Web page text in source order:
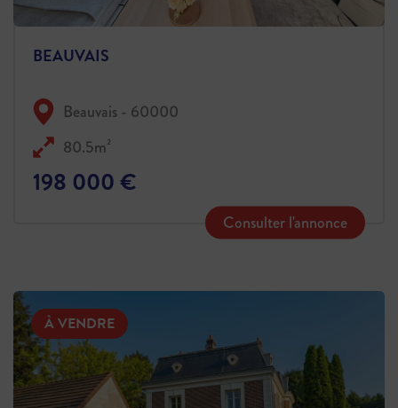
BEAUVAIS
Beauvais - 60000
80.5m²
198 000 €
Consulter l'annonce
À VENDRE